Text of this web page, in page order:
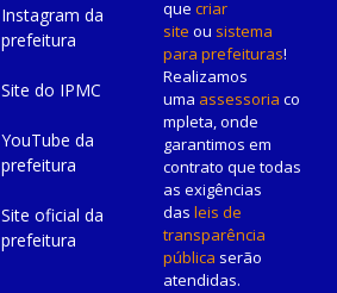
Instagram da
prefeitura
Site do IPMC
YouTube da
prefeitura
Site oficial da
prefeitura
que criar
site ou sistema
para prefeituras!
Realizamos
uma assessoria co
mpleta, onde
garantimos em
contrato que todas
as exigências
das leis de
transparência
pública serão
atendidas.